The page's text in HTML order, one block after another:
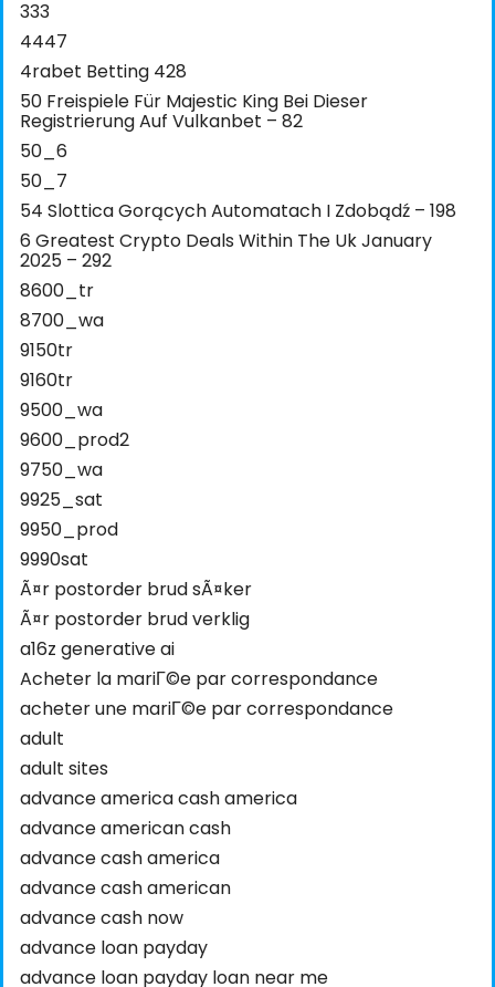
333
4447
4rabet Betting 428
50 Freispiele Für Majestic King Bei Dieser
Registrierung Auf Vulkanbet – 82
50_6
50_7
54 Slottica Gorących Automatach I Zdobądź – 198
6 Greatest Crypto Deals Within The Uk January
2025 – 292
8600_tr
8700_wa
9150tr
9160tr
9500_wa
9600_prod2
9750_wa
9925_sat
9950_prod
9990sat
Ã¤r postorder brud sÃ¤ker
Ã¤r postorder brud verklig
a16z generative ai
Acheter la mariГ©e par correspondance
acheter une mariГ©e par correspondance
adult
adult sites
advance america cash america
advance american cash
advance cash america
advance cash american
advance cash now
advance loan payday
advance loan payday loan near me